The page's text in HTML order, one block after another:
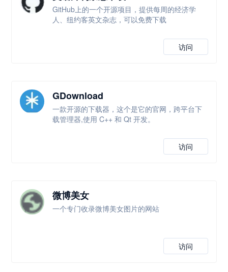
GitHub上的一个开源项目，提供每周的经济学
人、纽约客英文杂志，可以免费下载
访问
GDownload
一款开源的下载器，这个是它的官网，跨平台下
载管理器,使用 C++ 和 Qt 开发。
访问
微博美女
一个专门收录微博美女图片的网站
访问